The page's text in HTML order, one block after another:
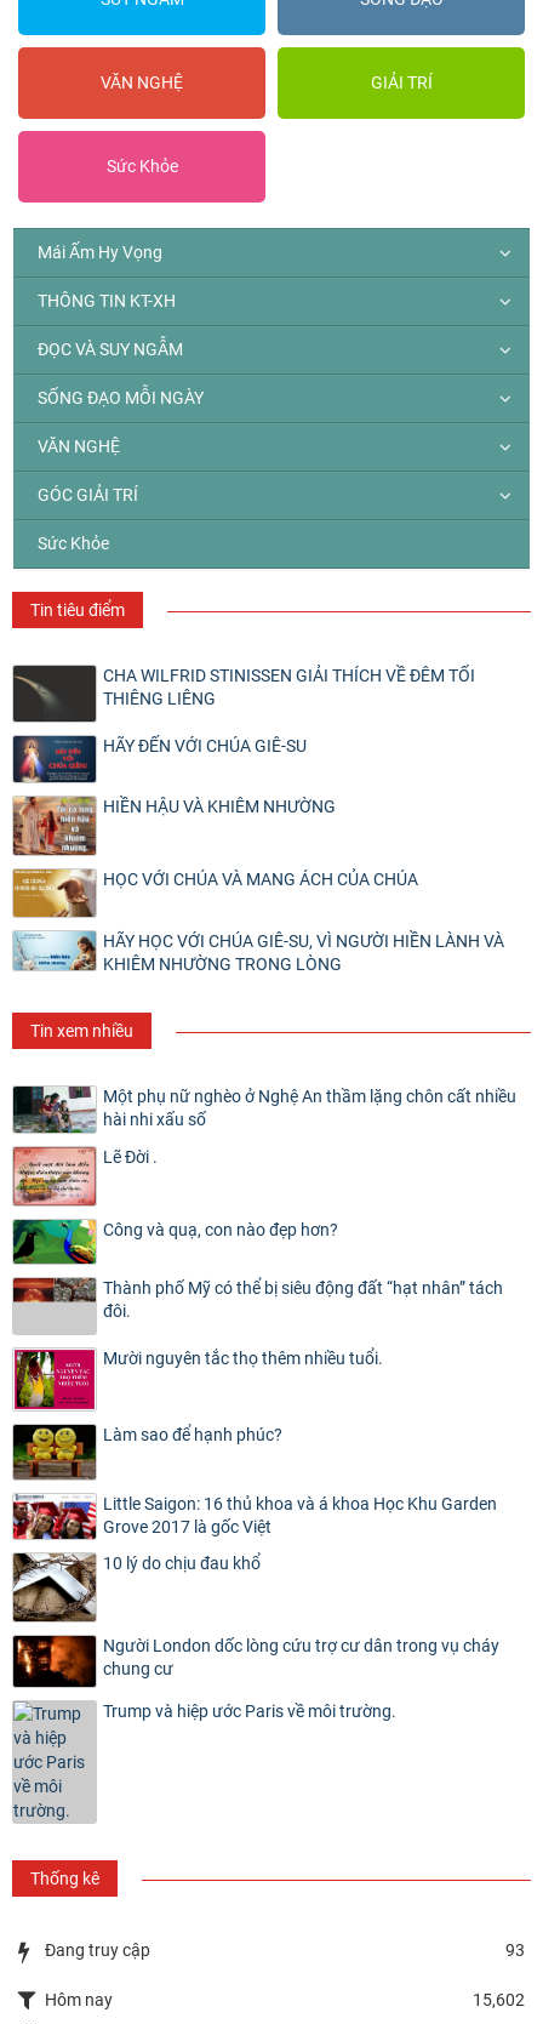
VĂN NGHỆ GIẢI TRÍ
Sức Khỏe
Mái Ấm Hy Vọng
THÔNG TIN KT-XH
ĐỌC VÀ SUY NGẪM
SỐNG ĐẠO MỖI NGÀY
VĂN NGHỆ
GÓC GIẢI TRÍ
Sức Khỏe
Tin tiêu điểm
CHA WILFRID STINISSEN GIẢI THÍCH VỀ ĐÊM TỐI
THIÊNG LIÊNG
HÃY ĐẾN VỚI CHÚA GIÊ-SU
HIỀN HẬU VÀ KHIÊM NHƯỜNG
HỌC VỚI CHÚA VÀ MANG ÁCH CỦA CHÚA
HÃY HỌC VỚI CHÚA GIÊ-SU, VÌ NGƯỜI HIỀN LÀNH VÀ
KHIÊM NHƯỜNG TRONG LÒNG
Tin xem nhiều
Một phụ nữ nghèo ở Nghệ An thầm lặng chôn cất nhiều
hài nhi xấu số
Lẽ Đời .
Công và quạ, con nào đẹp hơn?
Thành phố Mỹ có thể bị siêu động đất “hạt nhân” tách
đôi.
Mười nguyên tắc thọ thêm nhiều tuổi.
Làm sao để hạnh phúc?
Little Saigon: 16 thủ khoa và á khoa Học Khu Garden
Grove 2017 là gốc Việt
10 lý do chịu đau khổ
Người London dốc lòng cứu trợ cư dân trong vụ cháy
chung cư
Trump và hiệp ước Paris về môi trường.
Thống kê
Đang truy cập 93
Hôm nay
15,602